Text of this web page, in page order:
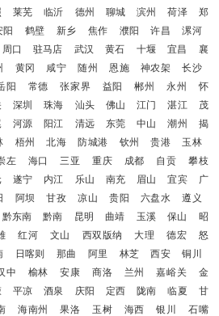
莱芜 临沂 德州 聊城 滨州 荷泽
郑
阳 鹤壁 新乡 焦作 濮阳 许昌
漯河
周口 驻马店 武汉 黄石 十堰 宜昌
襄
黄冈 咸宁 随州 恩施 神农架
长沙
阳 常德 张家界 益阳 郴州 永州
怀
深圳 珠海 汕头 佛山 江门 湛江
茂
河源 阳江 清远 东莞 中山 潮州
揭
梧州 北海 防城港 钦州 贵港
玉林
左 海口 三亚 重庆 成都 自贡
攀枝
遂宁 内江 乐山 南充 眉山 宜宾
广
阿坝 甘孜 凉山 贵阳 六盘水
遵义
黔东南 黔南 昆明 曲靖 玉溪 保山
昭
红河 文山 西双版纳 大理 德宏
怒
日喀则 那曲 阿里 林芝 西安
铜川
中 榆林 安康 商洛 兰州 嘉峪关
金
平凉 酒泉 庆阳 定西 陇南 临夏
甘
海南州 果洛 玉树 海西 银川
石嘴